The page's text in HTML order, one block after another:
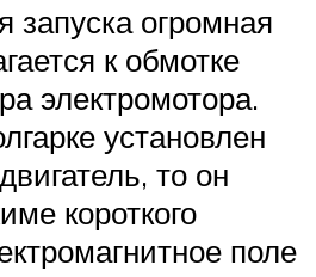
запуска огромная
к обмотке
электромотора.
установлен
то он
короткого
поле